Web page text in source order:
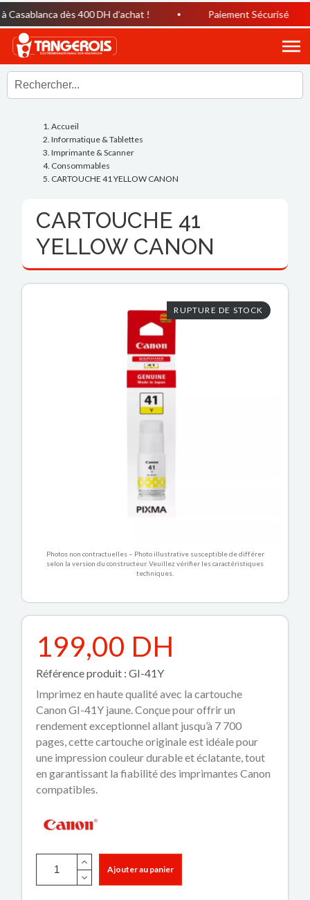
dès 400 DH d’achat ! Paiement Sécurisé
Accueil
Informatique & Tablettes
Imprimante & Scanner
Consommables
CARTOUCHE 41 YELLOW CANON
CARTOUCHE 41
YELLOW CANON
RUPTURE DE STOCK
Photos non contractuelles – Photo illustrative susceptible de différer
selon la version du constructeur. Veuillez vérifier les caractéristiques
techniques.
199,00 DH
Référence produit : GI-41Y
Imprimez en haute qualité avec la cartouche
Canon GI-41Y jaune. Conçue pour offrir un
rendement exceptionnel allant jusqu’à 7 700
pages, cette cartouche originale est idéale pour
une impression couleur durable et éclatante, tout
en garantissant la fiabilité des imprimantes Canon
compatibles.
Ajouter au panier